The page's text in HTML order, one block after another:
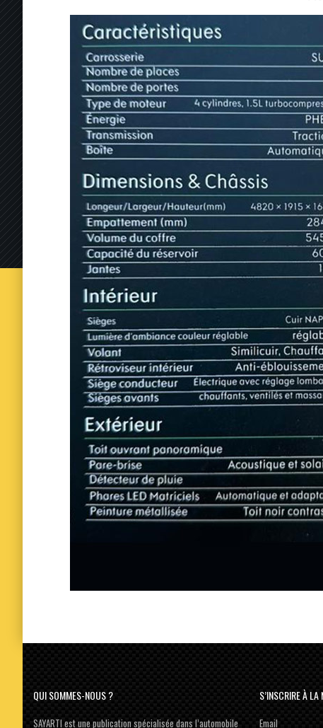
QUI SOMMES-NOUS ?
SAYARTI est une publication spécialisée dans l’automobile
S’INSCRIRE À
Email